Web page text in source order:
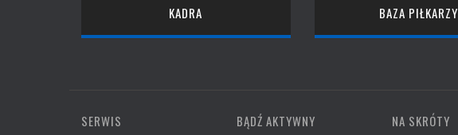
KADRA BAZA PIŁKARZY
SERWIS BĄDŹ AKTYWNY NA SKRÓTY